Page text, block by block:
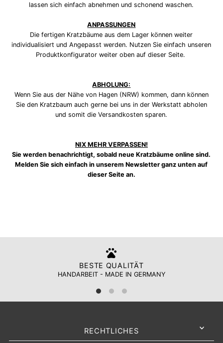
lassen sich einfach abnehmen und schonend waschen.
ANPASSUNGEN
Die fertigen Kratzbäume aus dem Lager können weiter
individualisiert und Angepasst werden. Nutzen Sie einfach unseren
Produktkonfigurator weiter oben auf dieser Seite.
ABHOLUNG:
Wenn Sie aus der Nähe von Hagen (NRW) kommen, dann können
Sie den Kratzbaum auch gerne bei uns in der Werkstatt abholen
und somit die Versandkosten sparen.
NIX MEHR VERPASSEN!
Sie werden benachrichtigt, sobald neue Kratzbäume online sind.
Melden Sie sich einfach in unserem Newsletter ganz unten auf
dieser Seite an.
BESTE QUALITÄT
HANDARBEIT - MADE IN GERMANY
RECHTLICHES